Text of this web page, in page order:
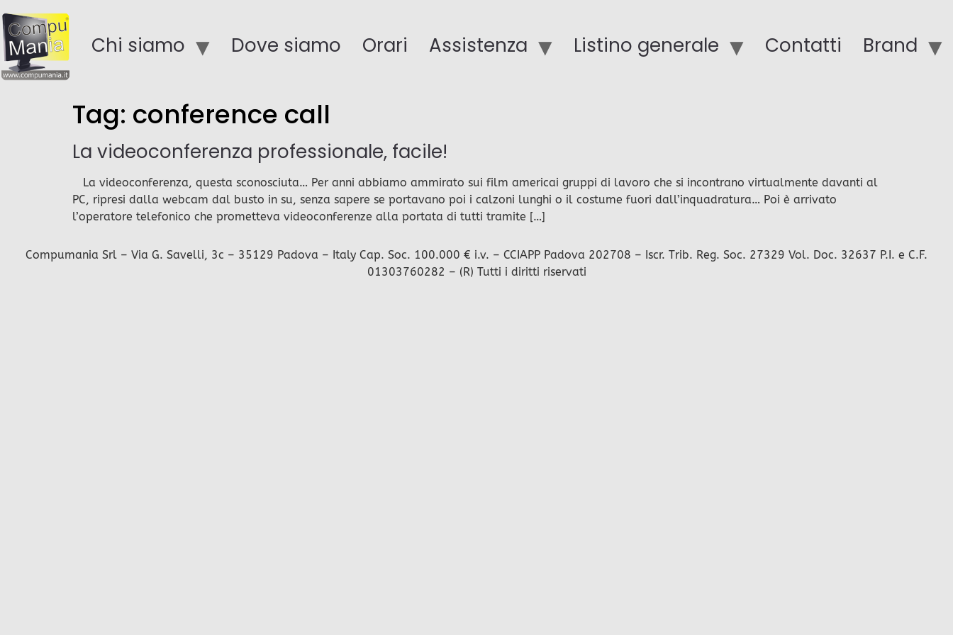
Chi siamo Dove siamo Orari Assistenza Listino generale Contatti Brand
Tag: conference call
La videoconferenza professionale, facile!
La videoconferenza, questa sconosciuta… Per anni abbiamo ammirato sui film americai gruppi di lavoro che si incontrano virtualmente davanti al
PC, ripresi dalla webcam dal busto in su, senza sapere se portavano poi i calzoni lunghi o il costume fuori dall’inquadratura… Poi è arrivato
l’operatore telefonico che prometteva videoconferenze alla portata di tutti tramite […]
Compumania Srl – Via G. Savelli, 3c – 35129 Padova – Italy Cap. Soc. 100.000 € i.v. – CCIAPP Padova 202708 – Iscr. Trib. Reg. Soc. 27329 Vol. Doc. 32637 P.I. e C.F.
01303760282 – (R) Tutti i diritti riservati